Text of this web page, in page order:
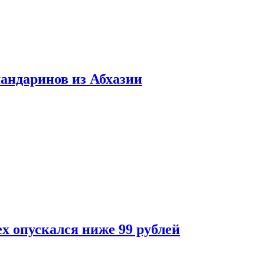
из Абхазии
опускался ниже 99 рублей